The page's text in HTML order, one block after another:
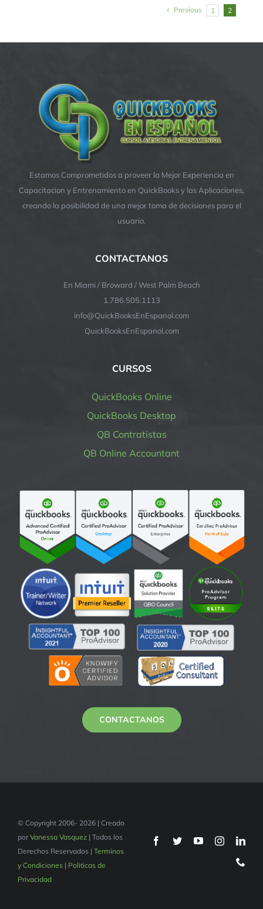
Previous 1 2
Estamos Comprometidos a proveer la Mejor Experiencia en
Capacitacion y Entrenamiento en QuickBooks y las Aplicaciones,
creando la posibilidad de una mejor toma de decisiones para el
usuario.
CONTACTANOS
En Miami / Broward / West Palm Beach
1.786.505.1113
info@QuickBooksEnEspanol.com
QuickBooksEnEspanol.com
CURSOS
QuickBooks Online
QuickBooks Desktop
QB Contratistas
QB Online Accountant
CONTACTANOS
© Copyright 2006- 2026 | Creado
porVanessa Vasquez| Todos los
Derechos Reservados | Terminos
y Condiciones | Politicas de
Privacidad